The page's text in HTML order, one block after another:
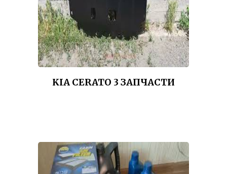
KIA CERATO 3 ЗАПЧАСТИ